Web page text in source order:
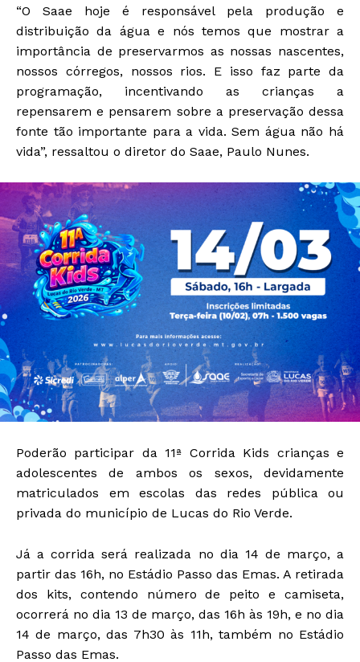
“O Saae hoje é responsável pela produção e
distribuição da água e nós temos que mostrar a
importância de preservarmos as nossas nascentes,
nossos córregos, nossos rios. E isso faz parte da
programação, incentivando as crianças a
repensarem e pensarem sobre a preservação dessa
fonte tão importante para a vida. Sem água não há
vida”, ressaltou o diretor do Saae, Paulo Nunes.
Poderão participar da 11ª Corrida Kids crianças e
adolescentes de ambos os sexos, devidamente
matriculados em escolas das redes pública ou
privada do município de Lucas do Rio Verde.
Já a corrida será realizada no dia 14 de março, a
partir das 16h, no Estádio Passo das Emas. A retirada
dos kits, contendo número de peito e camiseta,
ocorrerá no dia 13 de março, das 16h às 19h, e no dia
14 de março, das 7h30 às 11h, também no Estádio
Passo das Emas.